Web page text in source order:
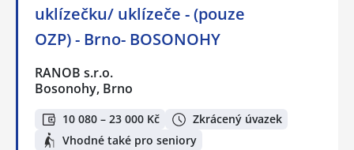
uklízečku/ uklízeče - (pouze
OZP) - Brno- BOSONOHY
RANOB s.r.o.
Bosonohy, Brno
10 080 – 23 000 Kč
Zkrácený úvazek
Vhodné také pro seniory